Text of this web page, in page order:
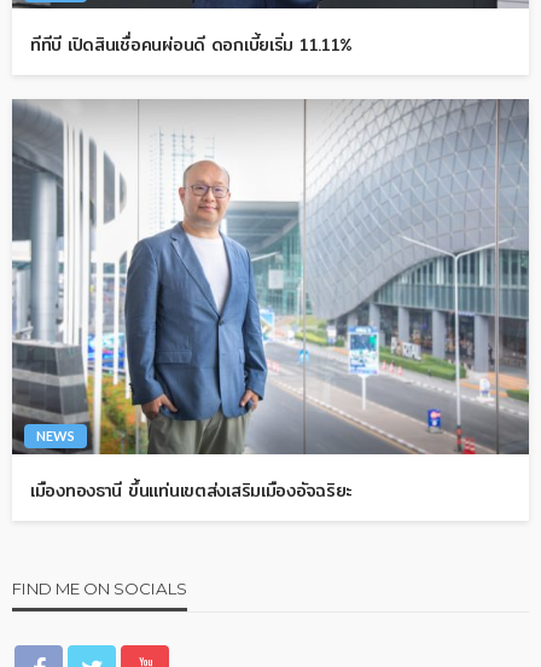
ทีทีบี เปิดสินเชื่อคนผ่อนดี ดอกเบี้ยเริ่ม 11.11%
NEWS
เมืองทองธานี ขึ้นแท่นเขตส่งเสริมเมืองอัจฉริยะ
FIND ME ON SOCIALS